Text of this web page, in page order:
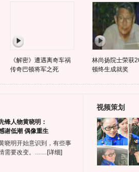
《解密》遭遇离奇车祸
传奇巴顿将军之死
林尚扬院士荣获
顿终生成就奖
锋人物黄晓明：
谢低潮 偶像重生
晓明开始意识到，有些事
需要改变。…… [详细]
视频策划